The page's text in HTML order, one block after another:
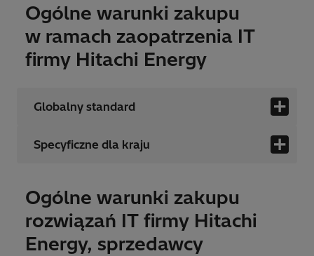
Ogólne warunki zakupu
w ramach zaopatrzenia IT
firmy Hitachi Energy
Globalny standard
Specyficzne dla kraju
Ogólne warunki zakupu
rozwiązań IT firmy Hitachi
Energy, sprzedawcy